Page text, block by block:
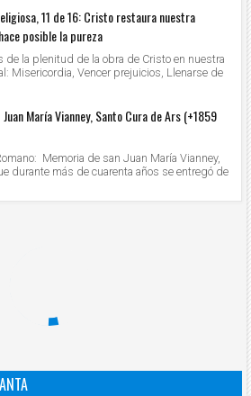
11 de 16: Cristo restaura nuestra
posible la pureza
de la plenitud de la obra de Cristo en nuestra
Misericordia, Vencer prejuicios, Llenarse de
María Vianney, Santo Cura de Ars (+1859
Memoria de san Juan María Vianney,
durante más de cuarenta años se entregó de